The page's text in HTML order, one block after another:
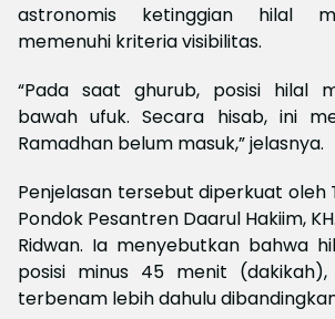
astronomis ketinggian hilal
memenuhi kriteria visibilitas.
“Pada saat ghurub, posisi hilal
bawah ufuk. Secara hisab, ini
Ramadhan belum masuk,” jelasnya.
Penjelasan tersebut diperkuat oleh
Pondok Pesantren Daarul Hakiim,
Ridwan. Ia menyebutkan bahwa
posisi minus 45 menit (dakikah),
terbenam lebih dahulu